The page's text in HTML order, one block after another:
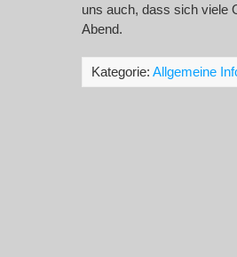
uns auch, dass sich viele
Abend.
Kategorie: Allgemeine